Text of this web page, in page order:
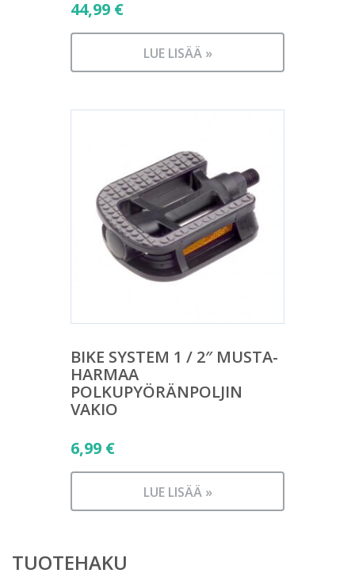
44,99 €
LUE LISÄÄ »
BIKE SYSTEM 1 / 2″ MUSTA-
HARMAA
POLKUPYÖRÄNPOLJIN
VAKIO
6,99 €
LUE LISÄÄ »
TUOTEHAKU